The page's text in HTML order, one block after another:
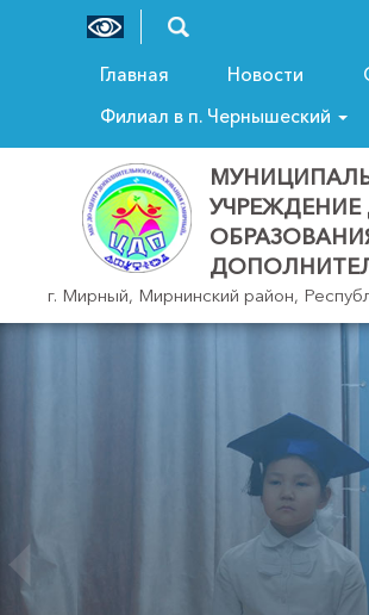
Главная Новости
Филиал в п. Чернышеский
г. Мирный, Мирнинский район,